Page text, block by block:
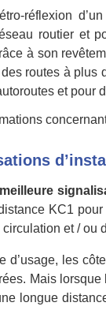
réflexion
routier et
à son
routes à
et pour
KC1
et / ou
d’usage, les
Mais
longue